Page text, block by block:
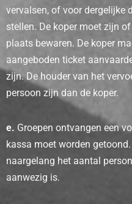
vervalsen, of voor dergelijke
stellen. De koper moet zijn
plaats bewaren. De koper
aangeboden ticket
zijn. De houder van het
persoon zijn dan de koper.
e. Groepen ontvangen een
kassa moet worden
naargelang het aantal
aanwezig is.